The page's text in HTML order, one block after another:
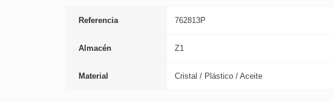
Referencia 762813P
Almacén Z1
Material Cristal / Plástico / Aceite